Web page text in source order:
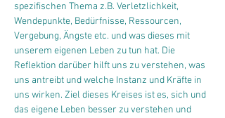
spezifischen Thema z.B. Verletzlichkeit,
Wendepunkte, Bedürfnisse, Ressourcen,
Vergebung, Ängste etc. und was dieses mit
unserem eigenen Leben zu tun hat. Die
Reflektion darüber hilft uns zu verstehen, was
uns antreibt und welche Instanz und Kräfte in
uns wirken. Ziel dieses Kreises ist es, sich und
das eigene Leben besser zu verstehen und